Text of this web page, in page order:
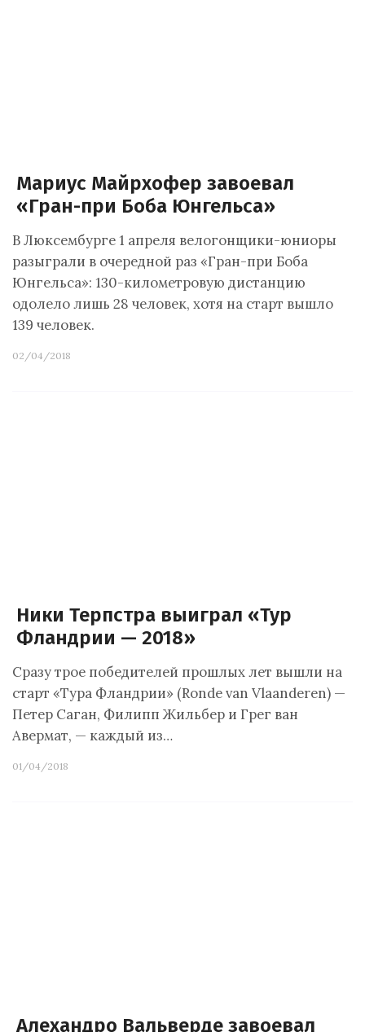
Мариус Майрхофер завоевал
«Гран-при Боба Юнгельса»
В Люксембурге 1 апреля велогонщики-юниоры
разыграли в очередной раз «Гран-при Боба
Юнгельса»: 130-километровую дистанцию
одолело лишь 28 человек, хотя на старт вышло
139 человек.
02/04/2018
Ники Терпстра выиграл «Тур
Фландрии — 2018»
Сразу трое победителей прошлых лет вышли на
старт «Тура Фландрии» (Ronde van Vlaanderen) —
Петер Саган, Филипп Жильбер и Грег ван
Авермат, — каждый из…
01/04/2018
Алехандро Вальверде завоевал